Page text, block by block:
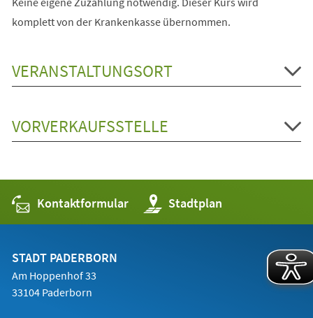
komplett von der Krankenkasse übernommen.
VERANSTALTUNGSORT
VORVERKAUFSSTELLE
Kontaktformular Stadtplan
(Öffnet
in
einem
STADT PADERBORN
Am Hoppenhof 33
33104 Paderborn